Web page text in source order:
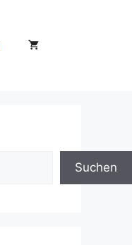
Suchen